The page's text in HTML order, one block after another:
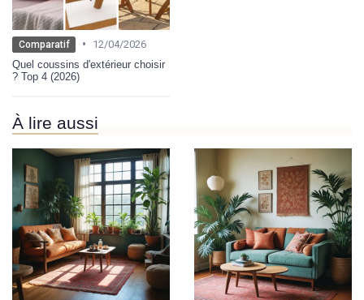
Comparatif •
12/04/2026
Quel coussins d'extérieur choisir
? Top 4 (2026)
À lire aussi